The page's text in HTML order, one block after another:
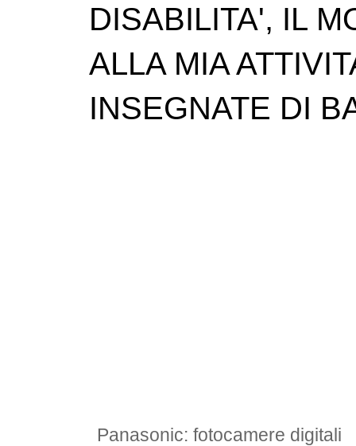
DISABILITA', IL
ALLA MIA
INSEGNATE DI
Panasonic: fotocamere digitali